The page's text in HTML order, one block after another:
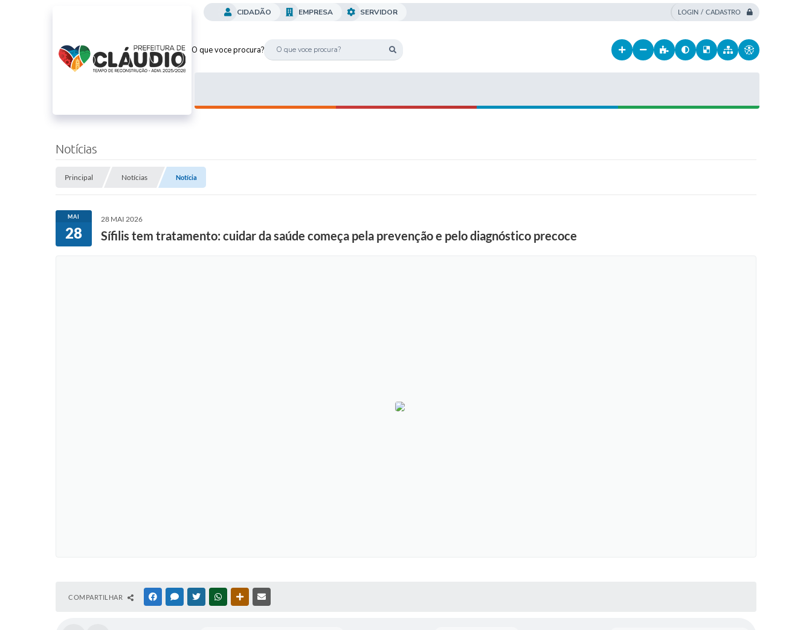
LOGIN / CADASTRO
O que voce procura?
CIDADÃO EMPRESA SERVIDOR
Notícias
Principal Notícias Notícia
MAI
28
28 MAI 2026
Sífilis tem tratamento: cuidar da saúde começa pela prevenção e pelo diagnóstico precoce
COMPARTILHAR FACEBOOKMESSENGER
TWITTERWHATSAPPOUTRAS MÍDIAS